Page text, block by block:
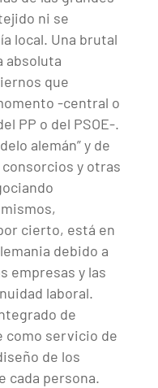
ni se
local. Una brutal
absoluta
que
-central o
PP o del PSOE-.
alemán” y de
y otras
cierto, está en
debido a
empresas y las
laboral.
de
como servicio de
de los
cada persona.